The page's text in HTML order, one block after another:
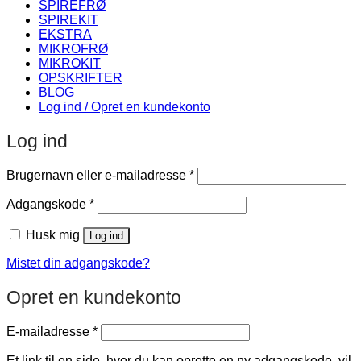
SPIREFRØ
SPIREKIT
EKSTRA
MIKROFRØ
MIKROKIT
OPSKRIFTER
BLOG
Log ind / Opret en kundekonto
Log ind
Brugernavn eller e-mailadresse *Påkrævet
Adgangskode *Påkrævet
Husk mig Log ind
Mistet din adgangskode?
Opret en kundekonto
E-mailadresse *Påkrævet